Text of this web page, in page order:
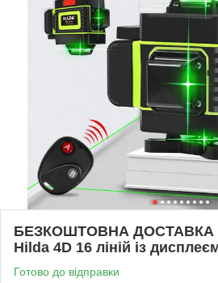
БЕЗКОШТОВНА ДОСТАВКА !
Hilda 4D 16 ліній із
Готово до відправки